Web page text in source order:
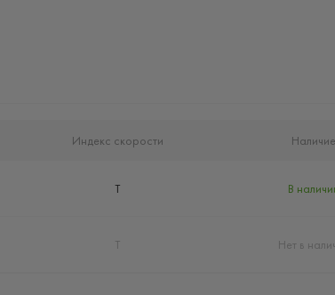
Индекс скорости Наличие
T В
T Нет в